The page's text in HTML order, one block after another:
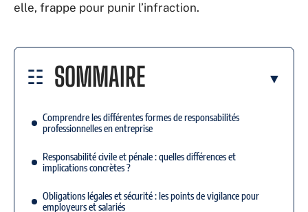
elle, frappe pour punir l’infraction.
SOMMAIRE
Comprendre les différentes formes de responsabilités
professionnelles en entreprise
Responsabilité civile et pénale : quelles différences et
implications concrètes ?
Obligations légales et sécurité : les points de vigilance pour
employeurs et salariés